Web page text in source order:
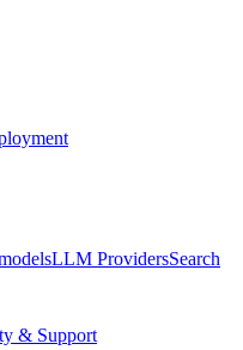
LLM ProvidersSearch
& Support